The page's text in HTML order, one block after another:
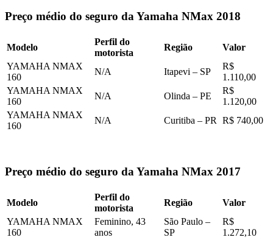
Preço médio do seguro da Yamaha NMax 2018
Modelo
Perfil do
motorista
Região
Valor
YAMAHA NMAX
160
N/A Itapevi – SP
R$
1.110,00
YAMAHA NMAX
160
N/A Olinda – PE
R$
1.120,00
YAMAHA NMAX
160
N/A Curitiba – PR R$ 740,00
Preço médio do seguro da Yamaha NMax 2017
Modelo
Perfil do
motorista
Região
Valor
YAMAHA NMAX
160
Feminino, 43
anos
São Paulo –
SP
R$
1.272,10